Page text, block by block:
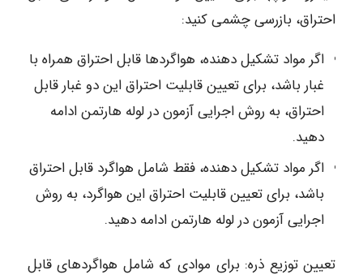
احتراق، بازرسی چشمی کنید:
اگر مواد تشکیل دهنده، هواگردها قابل احتراق همراه با
غبار باشد، برای تعیین قابلیت احتراق این دو غبار قابل
احتراق، به روش اجرایی آزمون در لوله هارتمن ادامه
دهید.
اگر مواد تشکیل دهنده، فقط شامل هواگرد قابل احتراق
باشد، برای تعیین قابلیت احتراق این هواگرد، به روش
اجرایی آزمون در لوله هارتمن ادامه دهید.
تعیین توزیع ذره: برای موادی که شامل هواگردهای قابل